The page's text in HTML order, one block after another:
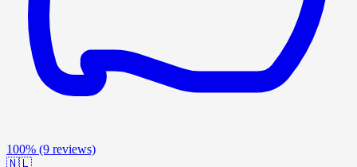
100% (9 reviews)
🇳🇱